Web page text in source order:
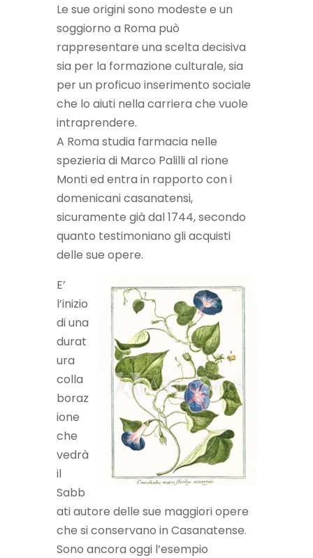
Le sue origini sono modeste e un
soggiorno a Roma può
rappresentare una scelta decisiva
sia per la formazione culturale, sia
per un proficuo inserimento sociale
che lo aiuti nella carriera che vuole
intraprendere.
A Roma studia farmacia nelle
spezieria di Marco Palilli al rione
Monti ed entra in rapporto con i
domenicani casanatensi,
sicuramente già dal 1744, secondo
quanto testimoniano gli acquisti
delle sue opere.
E’
l’inizio
di una
durat
ura
colla
boraz
ione
che
vedrà
il
Sabb
ati autore delle sue maggiori opere
che si conservano in Casanatense.
Sono ancora oggi l’esempio